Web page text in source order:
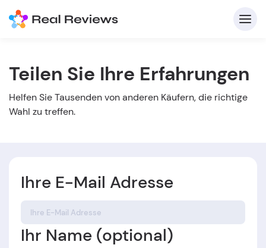
Teilen Sie Ihre Erfahrungen
Helfen Sie Tausenden von anderen Käufern, die richtige
Wahl zu treffen.
Ihre E-Mail Adresse
Ihr Name (optional)